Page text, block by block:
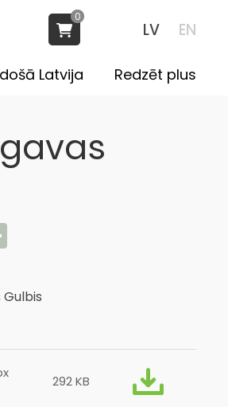
LV EN
0
Redzēt plus
Latvija
Share
292 KB